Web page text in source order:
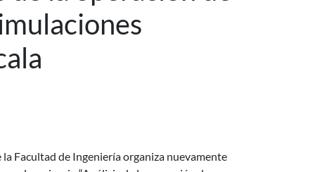
Facultad de Ingeniería organiza nuevamente